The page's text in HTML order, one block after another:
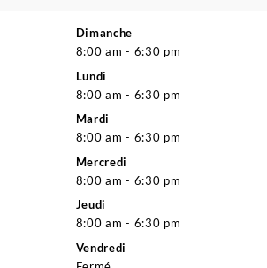
Dimanche
8:00 am - 6:30 pm
Lundi
8:00 am - 6:30 pm
Mardi
8:00 am - 6:30 pm
Mercredi
8:00 am - 6:30 pm
Jeudi
8:00 am - 6:30 pm
Vendredi